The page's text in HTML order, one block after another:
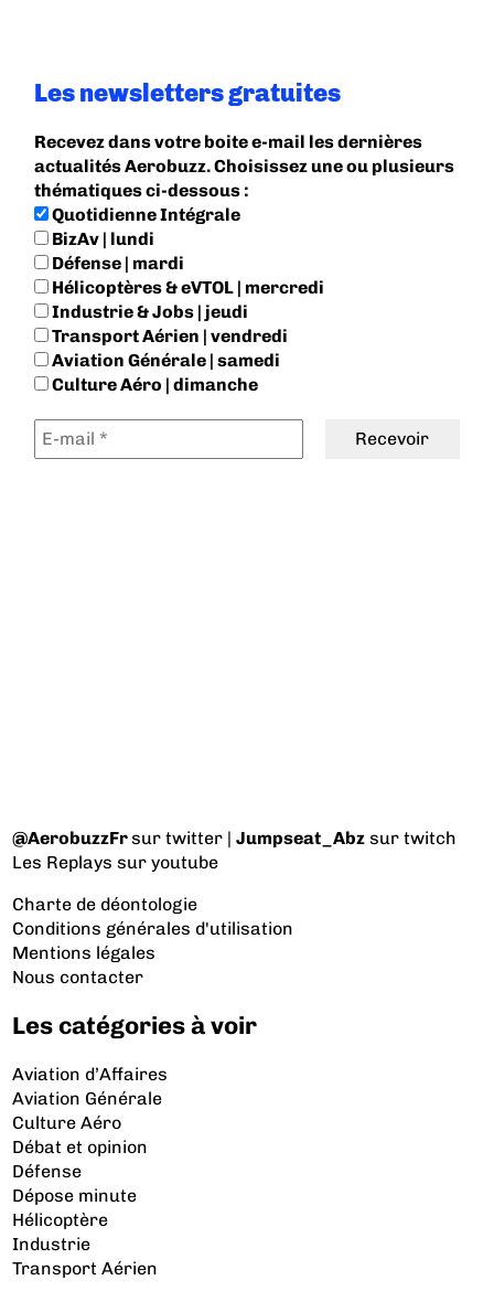
Les newsletters gratuites
Recevez dans votre boite e-mail les dernières
actualités Aerobuzz. Choisissez une ou plusieurs
thématiques ci-dessous :
Quotidienne Intégrale
BizAv | lundi
Défense | mardi
Hélicoptères & eVTOL | mercredi
Industrie & Jobs | jeudi
Transport Aérien | vendredi
Aviation Générale | samedi
Culture Aéro | dimanche
@AerobuzzFrsur twitter |Jumpseat_Abz sur twitch
Les Replays sur youtube
Charte de déontologie
Conditions générales d'utilisation
Mentions légales
Nous contacter
Les catégories à voir
Aviation d’Affaires
Aviation Générale
Culture Aéro
Débat et opinion
Défense
Dépose minute
Hélicoptère
Industrie
Transport Aérien